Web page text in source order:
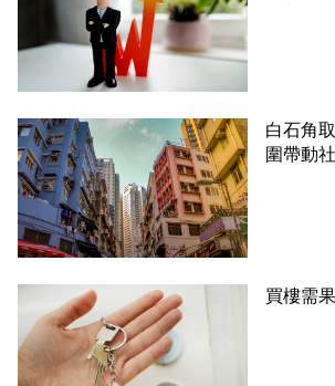
白石角
圍帶動
買樓需